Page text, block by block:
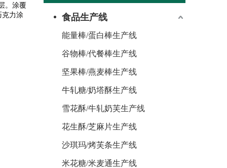
。涂覆
克力涂
食品生产线
能量棒/蛋白棒生产线
谷物棒/代餐棒生产线
坚果棒/燕麦棒生产线
牛轧糖/奶塔酥生产线
雪花酥/牛轧奶芙生产线
花生酥/芝麻片生产线
沙琪玛/烤芙条生产线
米花糖/米麦通生产线